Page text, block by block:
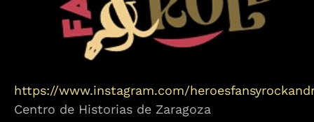
https://www.instagram.com/
Centro de Historias de Zaragoza